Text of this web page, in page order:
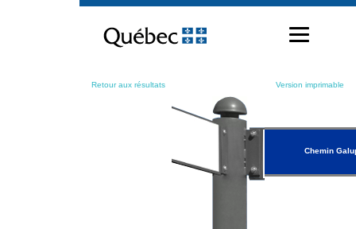
contenu
Retour aux résultats Version imprimable
Chemin